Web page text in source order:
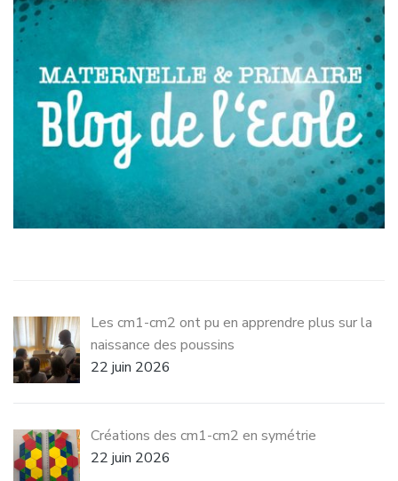
Les cm1-cm2 ont pu en apprendre plus sur la
naissance des poussins
22 juin 2026
Créations des cm1-cm2 en symétrie
22 juin 2026